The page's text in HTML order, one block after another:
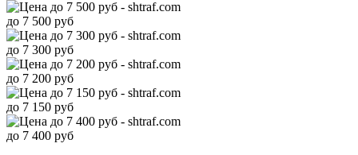
до 7 500 руб
до 7 300 руб
до 7 200 руб
до 7 150 руб
до 7 400 руб